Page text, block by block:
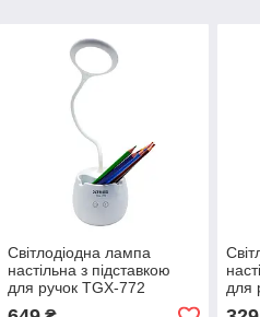
Світлодіодна лампа
настільна з підставкою
для ручок TGX-772
для